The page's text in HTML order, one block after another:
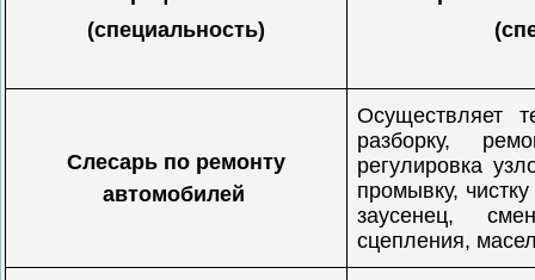
(специальность)
Слесарь по ремонту
автомобилей
Осуществляет
разборку,
регулировка
промывку,
заусенец,
сцепления,